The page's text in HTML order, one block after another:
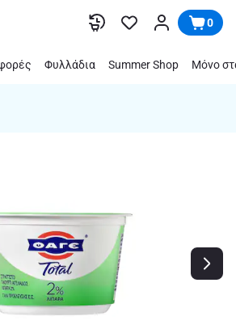
0
Φυλλάδια Summer Shop Μόνο